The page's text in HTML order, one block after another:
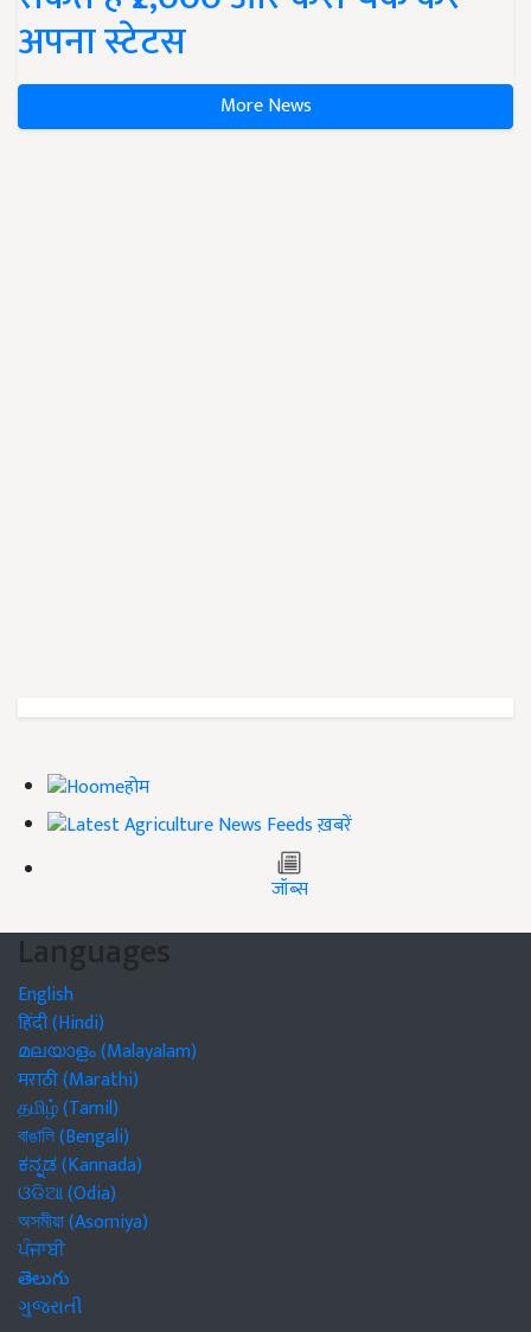
अपना स्टेटस
More News
होम
ख़बरें
जॉब्स
Languages
English
हिंदी (Hindi)
മലയാളം (Malayalam)
मराठी (Marathi)
தமிழ் (Tamil)
বাঙালি (Bengali)
ಕನ್ನಡ (Kannada)
ଓଡିଆ (Odia)
অসমীয়া (Asomiya)
ਪੰਜਾਬੀ
తెలుగు
ગુજરાતી